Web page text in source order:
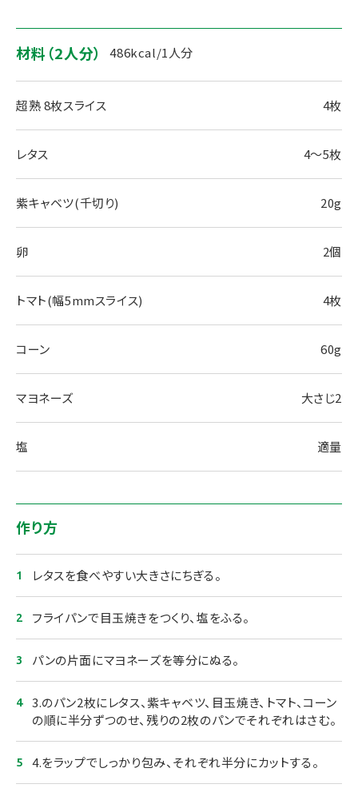
材料（2人分） 486kcal/1人分
超熟 8枚スライス 4枚
レタス 4〜5枚
紫キャベツ(千切り) 20g
卵 2個
トマト(幅5mmスライス) 4枚
コーン 60g
マヨネーズ 大さじ2
塩 適量
作り方
レタスを食べやすい大きさにちぎる。
フライパンで目玉焼きをつくり、塩をふる。
パンの片面にマヨネーズを等分にぬる。
3.のパン2枚にレタス、紫キャベツ、目玉焼き、トマト、コーン
の順に半分ずつのせ、残りの2枚のパンでそれぞれはさむ。
4.をラップでしっかり包み、それぞれ半分にカットする。